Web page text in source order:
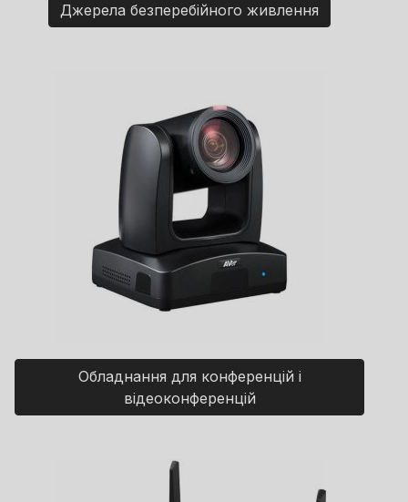
Джерела безперебійного живлення
Обладнання для конференцій і
відеоконференцій